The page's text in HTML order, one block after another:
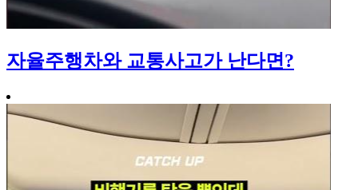
자율주행차와 교통사고가 난다면?